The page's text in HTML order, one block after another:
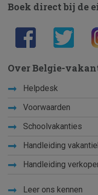
Boek direct bij de
Over Belgie-
Helpdesk
Voorwaarden
Schoolvakanties
Handleiding
Handleiding
Leer ons kennen